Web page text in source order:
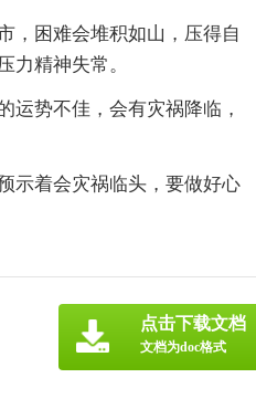
，困难会堆积如山，压得自
力精神失常。
运势不佳，会有灾祸降临，
示着会灾祸临头，要做好心
点击下载文档
文档为doc格式